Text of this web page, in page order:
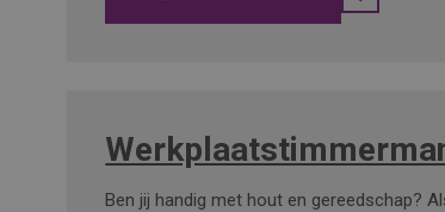
Ben jij handig met hout en gereedschap?